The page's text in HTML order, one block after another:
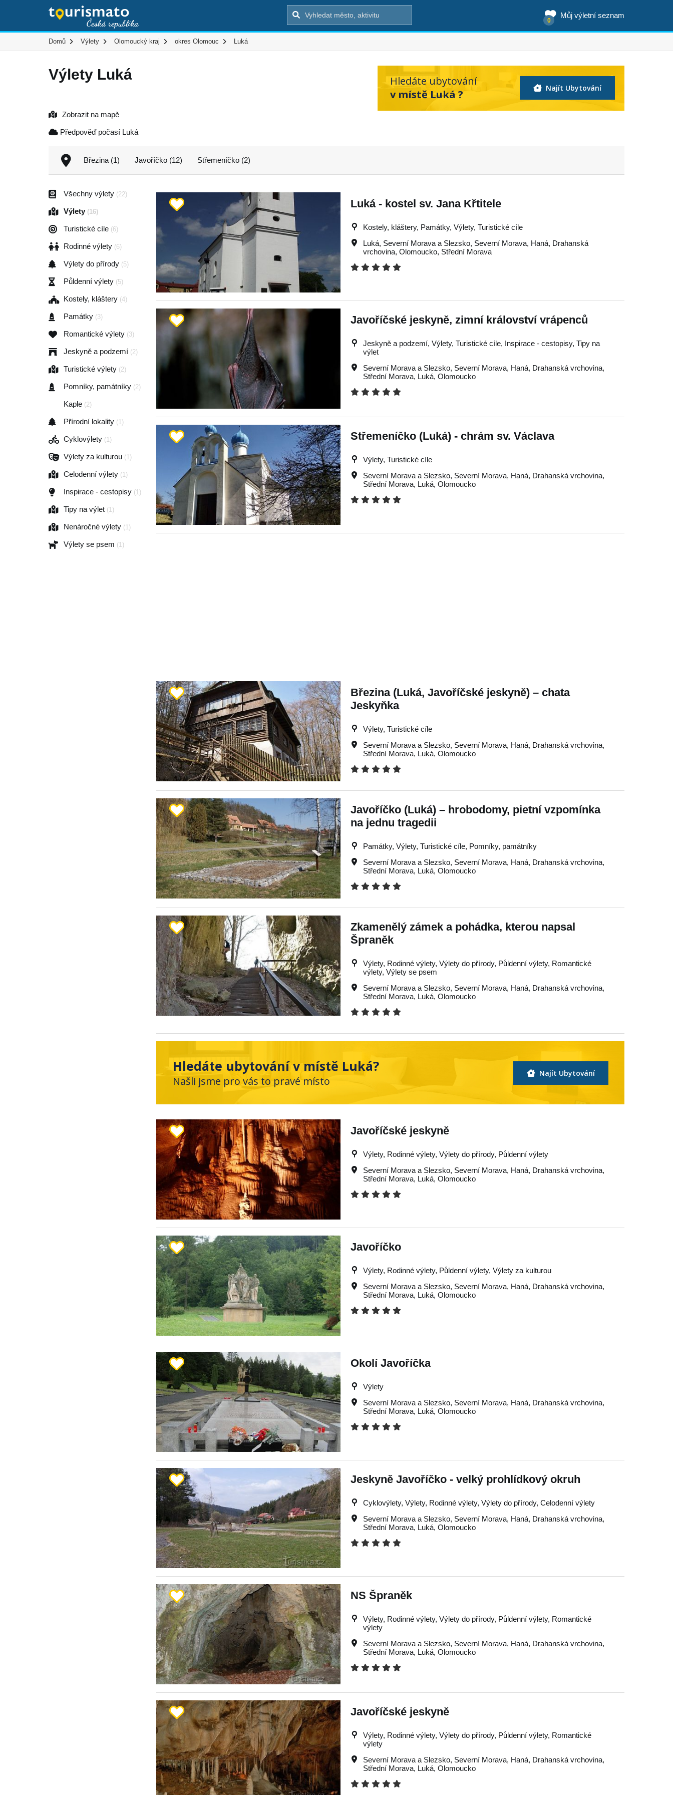
Můj výletní seznam
0
Domů Výlety Olomoucký kraj okres Olomouc Luká
Výlety Luká
Hledáte ubytování
v místě Luká ?
Najít Ubytování
Zobrazit na mapě
Předpověď počasí Luká
Březina (1) Javoříčko (12) Střemeníčko (2)
Všechny výlety (22)
Výlety (16)
Turistické cíle (6)
Rodinné výlety (6)
Výlety do přírody (5)
Půldenní výlety (5)
Kostely, kláštery (4)
Památky (3)
Romantické výlety (3)
Jeskyně a podzemí (2)
Turistické výlety (2)
Pomníky, památníky (2)
Kaple (2)
Přírodní lokality (1)
Cyklovýlety (1)
Výlety za kulturou (1)
Celodenní výlety (1)
Inspirace - cestopisy (1)
Tipy na výlet (1)
Nenáročné výlety (1)
Výlety se psem (1)
Luká - kostel sv. Jana Křtitele
Kostely, kláštery, Památky, Výlety, Turistické cíle
Luká, Severní Morava a Slezsko, Severní Morava, Haná, Drahanská
vrchovina, Olomoucko, Střední Morava
Javoříčské jeskyně, zimní království vrápenců
Jeskyně a podzemí, Výlety, Turistické cíle, Inspirace - cestopisy, Tipy na
výlet
Severní Morava a Slezsko, Severní Morava, Haná, Drahanská vrchovina,
Střední Morava, Luká, Olomoucko
Střemeníčko (Luká) - chrám sv. Václava
Výlety, Turistické cíle
Severní Morava a Slezsko, Severní Morava, Haná, Drahanská vrchovina,
Střední Morava, Luká, Olomoucko
Březina (Luká, Javoříčské jeskyně) – chata
Jeskyňka
Výlety, Turistické cíle
Severní Morava a Slezsko, Severní Morava, Haná, Drahanská vrchovina,
Střední Morava, Luká, Olomoucko
Javoříčko (Luká) – hrobodomy, pietní vzpomínka
na jednu tragedii
Památky, Výlety, Turistické cíle, Pomníky, památníky
Severní Morava a Slezsko, Severní Morava, Haná, Drahanská vrchovina,
Střední Morava, Luká, Olomoucko
Zkamenělý zámek a pohádka, kterou napsal
Špraněk
Výlety, Rodinné výlety, Výlety do přírody, Půldenní výlety, Romantické
výlety, Výlety se psem
Severní Morava a Slezsko, Severní Morava, Haná, Drahanská vrchovina,
Střední Morava, Luká, Olomoucko
Hledáte ubytování v místě Luká?
Našli jsme pro vás to pravé místo
Najít Ubytování
Javoříčské jeskyně
Výlety, Rodinné výlety, Výlety do přírody, Půldenní výlety
Severní Morava a Slezsko, Severní Morava, Haná, Drahanská vrchovina,
Střední Morava, Luká, Olomoucko
Javoříčko
Výlety, Rodinné výlety, Půldenní výlety, Výlety za kulturou
Severní Morava a Slezsko, Severní Morava, Haná, Drahanská vrchovina,
Střední Morava, Luká, Olomoucko
Okolí Javoříčka
Výlety
Severní Morava a Slezsko, Severní Morava, Haná, Drahanská vrchovina,
Střední Morava, Luká, Olomoucko
Jeskyně Javoříčko - velký prohlídkový okruh
Cyklovýlety, Výlety, Rodinné výlety, Výlety do přírody, Celodenní výlety
Severní Morava a Slezsko, Severní Morava, Haná, Drahanská vrchovina,
Střední Morava, Luká, Olomoucko
NS Špraněk
Výlety, Rodinné výlety, Výlety do přírody, Půldenní výlety, Romantické
výlety
Severní Morava a Slezsko, Severní Morava, Haná, Drahanská vrchovina,
Střední Morava, Luká, Olomoucko
Javoříčské jeskyně
Výlety, Rodinné výlety, Výlety do přírody, Půldenní výlety, Romantické
výlety
Severní Morava a Slezsko, Severní Morava, Haná, Drahanská vrchovina,
Střední Morava, Luká, Olomoucko